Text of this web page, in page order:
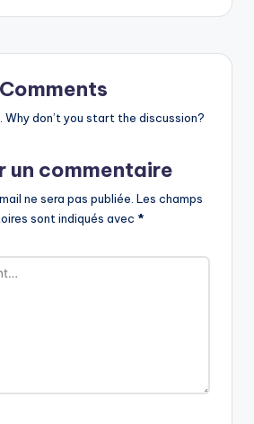
Comments
Why don’t you start the discussion?
un commentaire
ne sera pas publiée. Les champs
sont indiqués avec *